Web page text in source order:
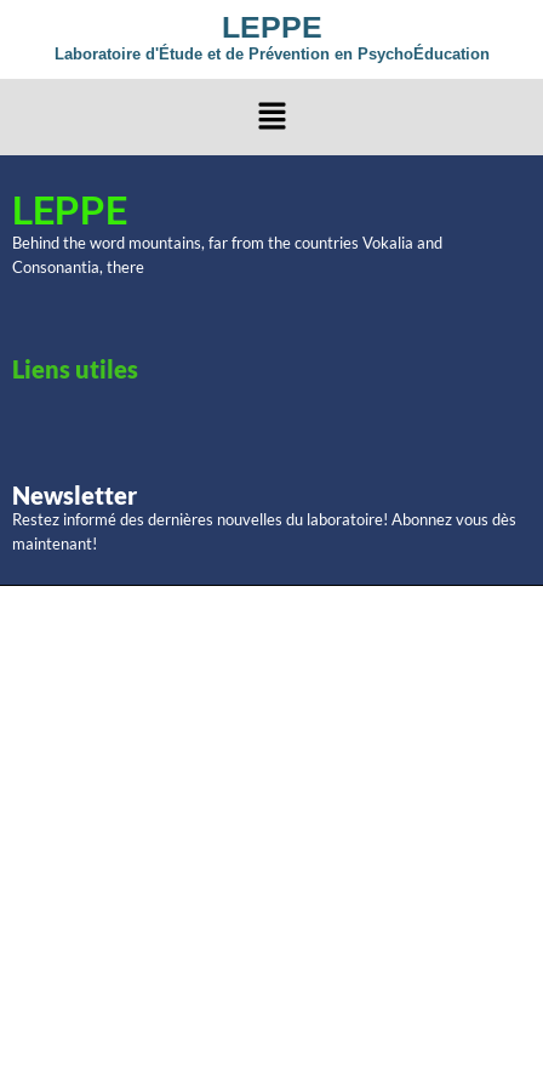
LEPPE
Laboratoire d'Étude et de Prévention en PsychoÉducation
LEPPE
Behind the word mountains, far from the countries Vokalia and
Consonantia, there
Liens utiles
Newsletter
Restez informé des dernières nouvelles du laboratoire! Abonnez vous dès
maintenant!